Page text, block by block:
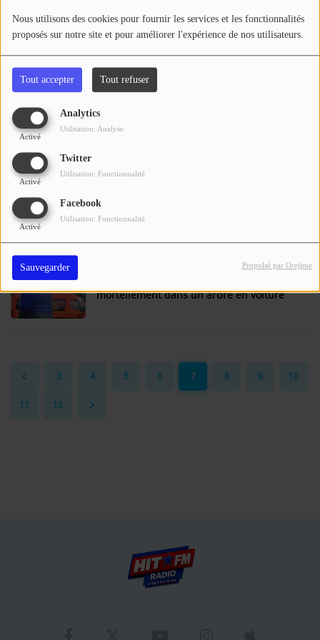
Nous utilisons des cookies pour fournir les services et les fonctionnalités
proposés sur notre site et pour améliorer l'expérience de nos utilisateurs.
Tout accepter Tout refuser
Analytics
Activé
Utilisation: Analyse
Twitter
Activé
Utilisation: Fonctionnalité
Facebook
Activé
Utilisation: Fonctionnalité
Sauvegarder Propulsé par Orejime
Lot-et-Garonne : une femme de 20 ans
tuée dans un accident de poids lourd
une femme tuée et un homme blessé
Lot-et-Garonne : un motard tué dans une
collision avec une fourgonnette, sa moto a
mortellement dans un arbre en voiture
3 4 5 6 7 8 9 10
11 12